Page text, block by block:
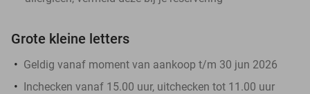
Grote kleine letters
Geldig vanaf moment van aankoop t/m 30 jun 2026
Inchecken vanaf 15.00 uur, uitchecken tot 11.00 uur